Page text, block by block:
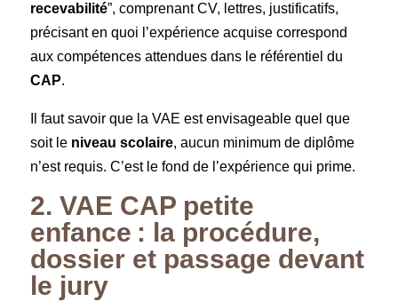
recevabilité”, comprenant CV, lettres, justificatifs,
précisant en quoi l’expérience acquise correspond
aux compétences attendues dans le référentiel du
CAP.
Il faut savoir que la VAE est envisageable quel que
soit le niveau scolaire, aucun minimum de diplôme
n’est requis. C’est le fond de l’expérience qui prime.
2. VAE CAP petite
enfance : la procédure,
dossier et passage devant
le jury